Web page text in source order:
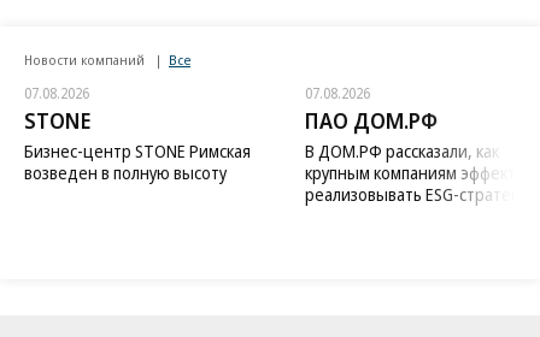
Новости компаний Все
07.08.2026
STONE
Бизнес-центр STONE Римская
возведен в полную высоту
07.08.2026
ПАО ДОМ.РФ
В ДОМ.РФ рассказали, как
крупным компаниям
реализовывать ESG-стратегию